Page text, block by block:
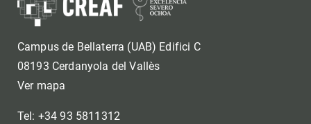
Campus de Bellaterra (UAB) Edifici C
08193 Cerdanyola del Vallès
Ver mapa
Tel: +34 93 5811312